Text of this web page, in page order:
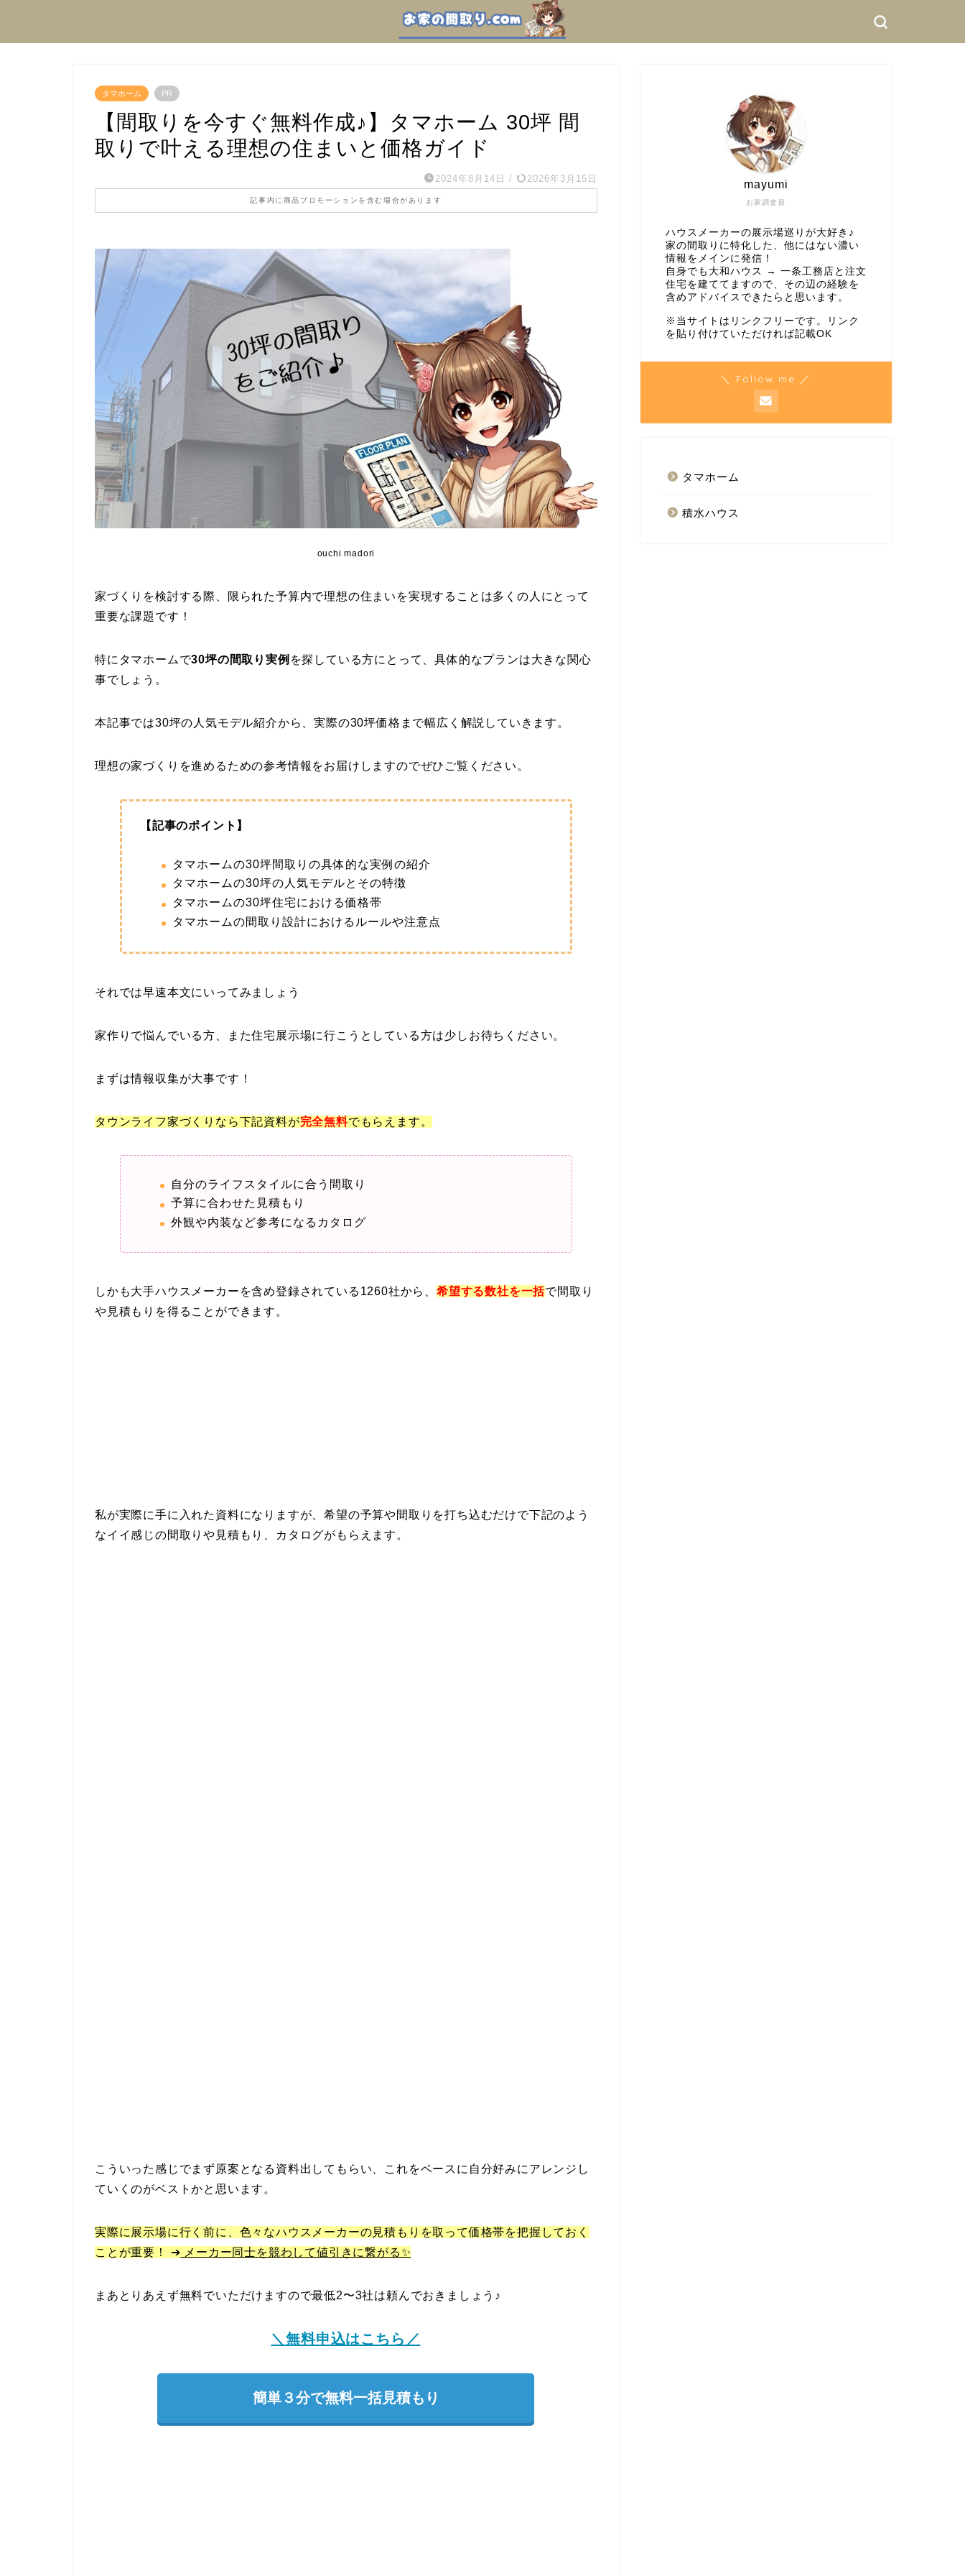
タマホーム PR
【間取りを今すぐ無料作成♪】タマホーム 30坪 間
取りで叶える理想の住まいと価格ガイド
2024年8月14日 / 2026年3月15日
記事内に商品プロモーションを含む場合があります
ouchi madori
家づくりを検討する際、限られた予算内で理想の住まいを実現することは多くの人にとって
重要な課題です！
特にタマホームで30坪の間取り実例 を探している方にとって、具体的なプランは大きな関心
事でしょう。
本記事では30坪の人気モデル紹介から、実際の30坪価格まで幅広く解説していきます。
理想の家づくりを進めるための参考情報をお届けしますのでぜひご覧ください。
【記事のポイント】
タマホームの30坪間取りの具体的な実例の紹介
タマホームの30坪の人気モデルとその特徴
タマホームの30坪住宅における価格帯
タマホームの間取り設計におけるルールや注意点
それでは早速本文にいってみましょう
家作りで悩んでいる方、また住宅展示場に行こうとしている方は少しお待ちください。
まずは情報収集が大事です！
タウンライフ家づくりなら下記資料が完全無料でもらえます。
自分のライフスタイルに合う間取り
予算に合わせた見積もり
外観や内装など参考になるカタログ
しかも大手ハウスメーカーを含め登録されている1260社から、 希望する数社を一括で間取り
や見積もりを得ることができます。
私が実際に手に入れた資料になりますが、希望の予算や間取りを打ち込むだけで下記のよう
なイイ感じの間取りや見積もり、カタログがもらえます。
こういった感じでまず原案となる資料出してもらい、これをベースに自分好みにアレンジし
ていくのがベストかと思います。
実際に展示場に行く前に、色々なハウスメーカーの見積もりを取って価格帯を把握しておく
ことが重要！ ➔ メーカー同士を競わして値引きに繋がる✨
まあとりあえず無料でいただけますので最低2〜3社は頼んでおきましょう♪
＼無料申込はこちら／
簡単３分で無料一括見積もり
お家調査員
mayumi
ハウスメーカーの展示場巡りが大好き♪
家の間取りに特化した、他にはない濃い
情報をメインに発信！
自身でも大和ハウス → 一条工務店と注文
住宅を建ててますので、その辺の経験を
含めアドバイスできたらと思います。
※当サイトはリンクフリーです。リンク
を貼り付けていただければ記載OK
＼ Follow me ／
タマホーム
積水ハウス